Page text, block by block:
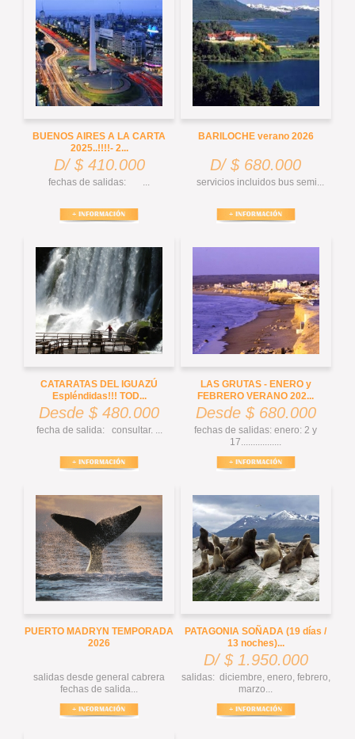
BUENOS AIRES A LA CARTA
2025..!!!!- 2...
D/ $ 410.000
fechas de salidas: ...
BARILOCHE verano 2026
D/ $ 680.000
servicios incluidos bus semi...
CATARATAS DEL IGUAZÚ
Espléndidas!!! TOD...
Desde $ 480.000
fecha de salida: consultar. ...
LAS GRUTAS - ENERO y
FEBRERO VERANO 202...
Desde $ 680.000
fechas de salidas: enero: 2 y
17.................
PUERTO MADRYN TEMPORADA
2026
salidas desde general cabrera
fechas de salida...
PATAGONIA SOÑADA (19 días /
13 noches)...
D/ $ 1.950.000
salidas: diciembre, enero, febrero,
marzo...